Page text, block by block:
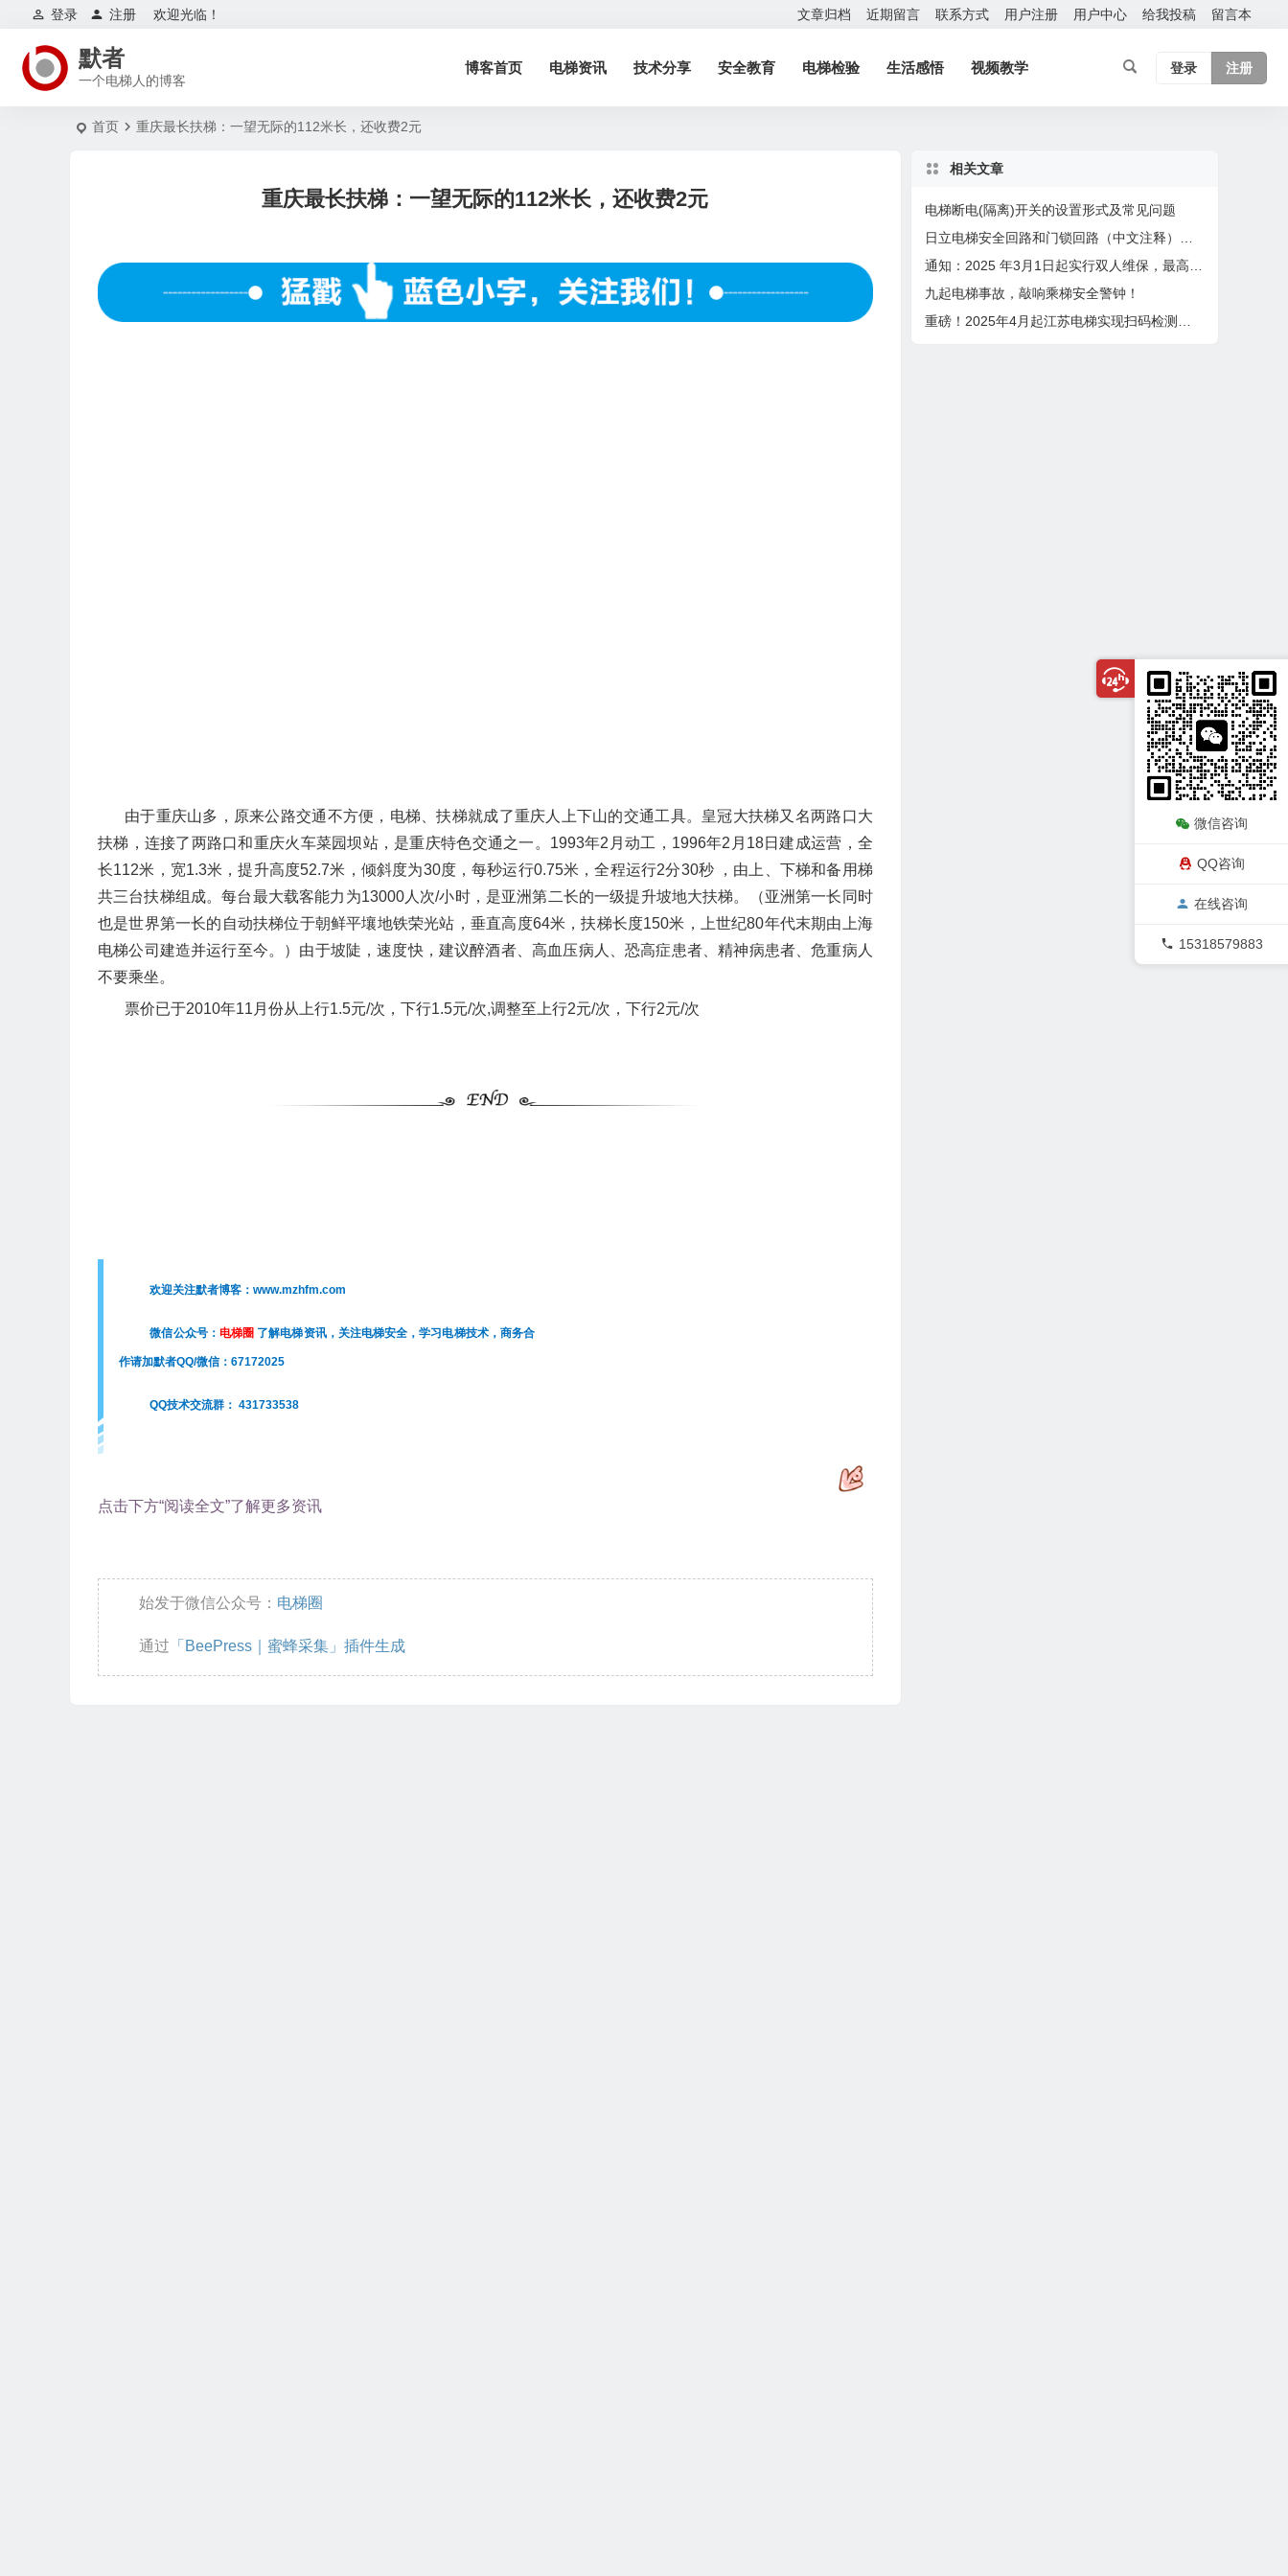
欢迎光临！
登录 注册 文章归档 近期留言 联系方式 用户注册 用户中心 给我投稿 留言本
默者
一个电梯人的博客
博客首页 电梯资讯 技术分享 安全教育 电梯检验 生活感悟 视频教学 登录 注册
首页 重庆最长扶梯：一望无际的112米长，还收费2元
重庆最长扶梯：一望无际的112米长，还收费2元
由于重庆山多，原来公路交通不方便，电梯、扶梯就成了重庆人上下山的交通工具。皇冠大扶梯又名两路口大
扶梯，连接了两路口和重庆火车菜园坝站，是重庆特色交通之一。1993年2月动工，1996年2月18日建成运营，全
长112米，宽1.3米，提升高度52.7米，倾斜度为30度，每秒运行0.75米，全程运行2分30秒 ，由上、下梯和备用梯
共三台扶梯组成。每台最大载客能力为13000人次/小时，是亚洲第二长的一级提升坡地大扶梯。（亚洲第一长同时
也是世界第一长的自动扶梯位于朝鲜平壤地铁荣光站，垂直高度64米，扶梯长度150米，上世纪80年代末期由上海
电梯公司建造并运行至今。） 由于坡陡，速度快，建议醉酒者、高血压病人、恐高症患者、精神病患者、危重病人
不要乘坐。
票价已于2010年11月份从上行1.5元/次，下行1.5元/次,调整至上行2元/次，下行2元/次
欢迎关注默者博客：www.mzhfm.com
微信公众号： 电梯圈 了解电梯资讯，关注电梯安全，学习电梯技术，商务合
作请加默者QQ/微信：67172025
QQ技术交流群： 431733538
点击下方“阅读全文”了解更多资讯
始发于微信公众号： 电梯圈
通过 「BeePress｜蜜蜂采集」插件生成
相关文章
电梯断电(隔离)开关的设置形式及常见问题
九起电梯事故，敲响乘梯安全警钟！
微信咨询
QQ咨询
在线咨询
15318579883